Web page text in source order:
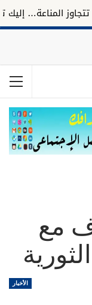
المناعة… إليك
مع
الأخبار